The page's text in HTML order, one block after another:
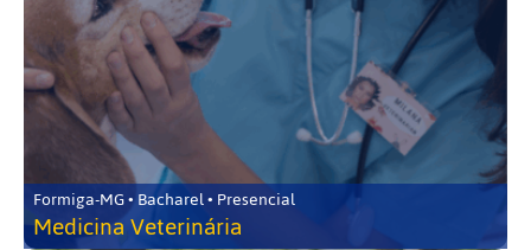
Formiga-MG • Bacharel • Presencial
Medicina Veterinária